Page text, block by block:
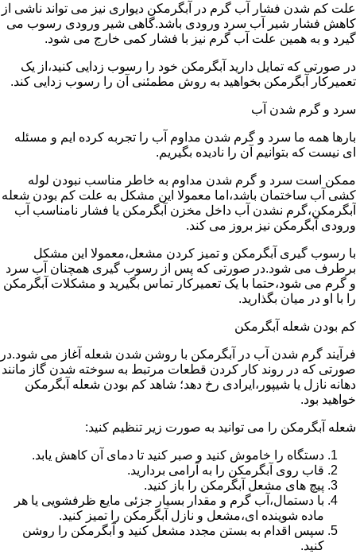
علت کم شدن فشار آب گرم در آبگرمکن دیواری نیز می تواند ناشی از
کاهش فشار شیر آب سرد ورودی باشد.گاهی شیر ورودی رسوب می
گیرد و به همین علت آب گرم نیز با فشار کمی خارج می شود.
در صورتی که تمایل دارید آبگرمکن خود را رسوب زدایی کنید،از یک
تعمیرکار آبگرمکن بخواهید به روش مطمئنی آن را رسوب زدایی کند.
سرد و گرم شدن آب
بارها همه ما سرد و گرم شدن مداوم آب را تجربه کرده ایم و مسئله
ای نیست که بتوانیم آن را نادیده بگیریم.
ممکن است سرد و گرم شدن مداوم به خاطر مناسب نبودن لوله
کشی آب ساختمان باشد،اما معمولا این مشکل به علت کم بودن شعله
آبگرمکن،گرم نشدن آب داخل مخزن آبگرمکن یا فشار نامناسب آب
ورودی آبگرمکن نیز بروز می کند.
با رسوب گیری آبگرمکن و تمیز کردن مشعل،معمولا این مشکل
برطرف می شود.در صورتی که پس از رسوب گیری همچنان آب سرد
و گرم می شود،حتما با یک تعمیرکار تماس بگیرید و مشکلات آبگرمکن
را با او در میان بگذارید.
کم بودن شعله آبگرمکن
فرآیند گرم شدن آب در آبگرمکن با روشن شدن شعله آغاز می شود.در
صورتی که در روند کار کردن قطعات مرتبط به سوخته شدن گاز مانند
دهانه نازل یا شیپور،ایرادی رخ دهد؛ شاهد کم بودن شعله آبگرمکن
خواهید بود.
شعله آبگرمکن را می توانید به صورت زیر تنظیم کنید:
دستگاه را خاموش کنید و صبر کنید تا دمای آن کاهش یابد.
قاب روی آبگرمکن را به آرامی بردارید.
پیچ های مشعل آبگرمکن را باز کنید.
با دستمال،آب گرم و مقدار بسیار جزئی مایع ظرفشویی یا هر
ماده شوینده ای،مشعل و نازل آبگرمکن را تمیز کنید.
سپس اقدام به بستن مجدد مشعل کنید و آبگرمکن را روشن
کنید.